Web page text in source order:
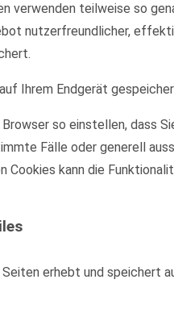
verwenden teilweise so
nutzerfreundlicher,
Ihrem Endgerät
so einstellen, dass
Fälle oder generell
Cookies kann die
Seiten erhebt und speichert